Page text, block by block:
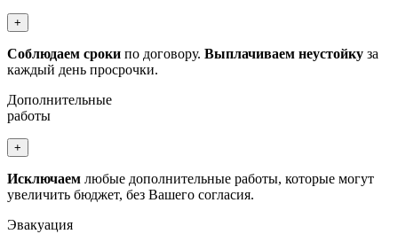
+
Соблюдаем сроки по договору. Выплачиваем неустойку за
каждый день просрочки.
Дополнительные
работы
+
Исключаем любые дополнительные работы, которые могут
увеличить бюджет, без Вашего согласия.
Эвакуация